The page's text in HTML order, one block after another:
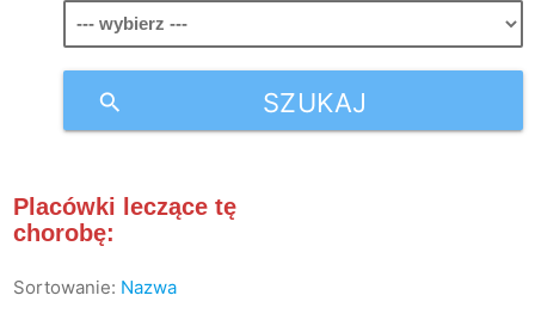
SZUKAJ
search
Placówki leczące tę
chorobę:
Sortowanie: Nazwa